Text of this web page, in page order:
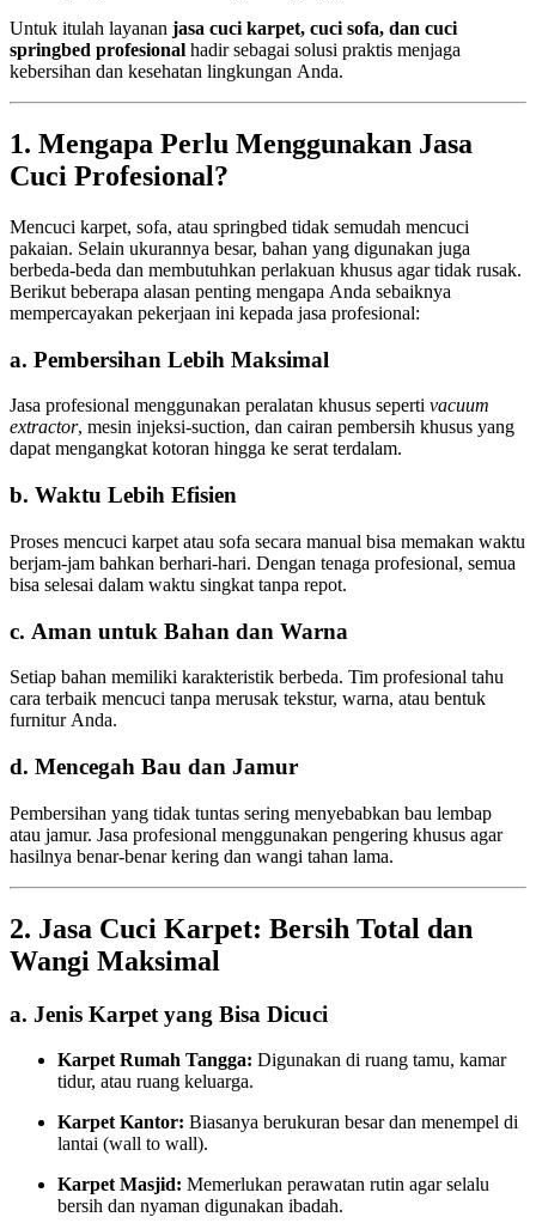
Untuk itulah layanan jasa cuci karpet, cuci sofa, dan cuci
springbed profesional hadir sebagai solusi praktis menjaga
kebersihan dan kesehatan lingkungan Anda.
1. Mengapa Perlu Menggunakan Jasa
Cuci Profesional?
Mencuci karpet, sofa, atau springbed tidak semudah mencuci
pakaian. Selain ukurannya besar, bahan yang digunakan juga
berbeda-beda dan membutuhkan perlakuan khusus agar tidak rusak.
Berikut beberapa alasan penting mengapa Anda sebaiknya
mempercayakan pekerjaan ini kepada jasa profesional:
a. Pembersihan Lebih Maksimal
Jasa profesional menggunakan peralatan khusus seperti vacuum
extractor, mesin injeksi-suction, dan cairan pembersih khusus yang
dapat mengangkat kotoran hingga ke serat terdalam.
b. Waktu Lebih Efisien
Proses mencuci karpet atau sofa secara manual bisa memakan waktu
berjam-jam bahkan berhari-hari. Dengan tenaga profesional, semua
bisa selesai dalam waktu singkat tanpa repot.
c. Aman untuk Bahan dan Warna
Setiap bahan memiliki karakteristik berbeda. Tim profesional tahu
cara terbaik mencuci tanpa merusak tekstur, warna, atau bentuk
furnitur Anda.
d. Mencegah Bau dan Jamur
Pembersihan yang tidak tuntas sering menyebabkan bau lembap
atau jamur. Jasa profesional menggunakan pengering khusus agar
hasilnya benar-benar kering dan wangi tahan lama.
2. Jasa Cuci Karpet: Bersih Total dan
Wangi Maksimal
a. Jenis Karpet yang Bisa Dicuci
Karpet Rumah Tangga: Digunakan di ruang tamu, kamar
tidur, atau ruang keluarga.
Karpet Kantor: Biasanya berukuran besar dan menempel di
lantai (wall to wall).
Karpet Masjid: Memerlukan perawatan rutin agar selalu
bersih dan nyaman digunakan ibadah.